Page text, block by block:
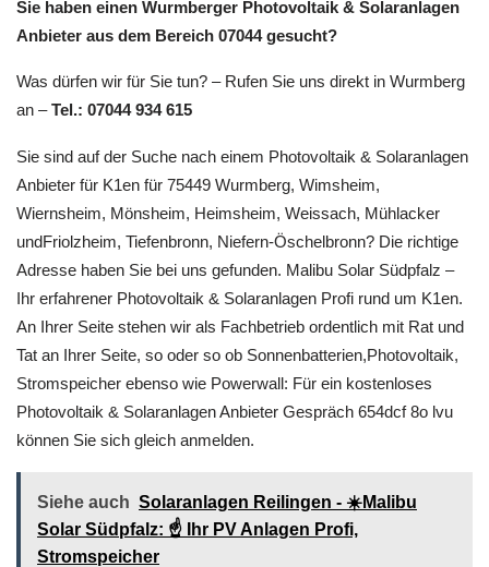
Sie haben einen Wurmberger Photovoltaik & Solaranlagen
Anbieter aus dem Bereich 07044 gesucht?
Was dürfen wir für Sie tun? – Rufen Sie uns direkt in Wurmberg
an –Tel.: 07044 934 615
Sie sind auf der Suche nach einem Photovoltaik & Solaranlagen
Anbieter für K1en für 75449 Wurmberg, Wimsheim,
Wiernsheim, Mönsheim, Heimsheim, Weissach, Mühlacker
undFriolzheim, Tiefenbronn, Niefern-Öschelbronn? Die richtige
Adresse haben Sie bei uns gefunden. Malibu Solar Südpfalz –
Ihr erfahrener Photovoltaik & Solaranlagen Profi rund um K1en.
An Ihrer Seite stehen wir als Fachbetrieb ordentlich mit Rat und
Tat an Ihrer Seite, so oder so ob Sonnenbatterien,Photovoltaik,
Stromspeicher ebenso wie Powerwall: Für ein kostenloses
Photovoltaik & Solaranlagen Anbieter Gespräch 654dcf 8o lvu
können Sie sich gleich anmelden.
Siehe auch Solaranlagen Reilingen - ☀️Malibu
Solar Südpfalz: ☝️ Ihr PV Anlagen Profi,
Stromspeicher